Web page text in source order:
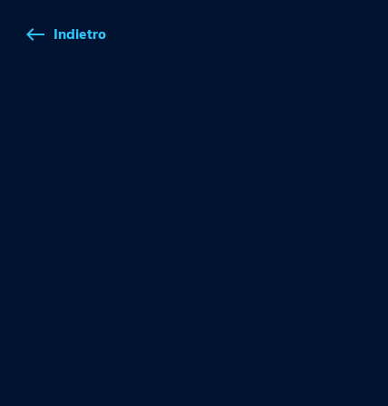
west Indietro